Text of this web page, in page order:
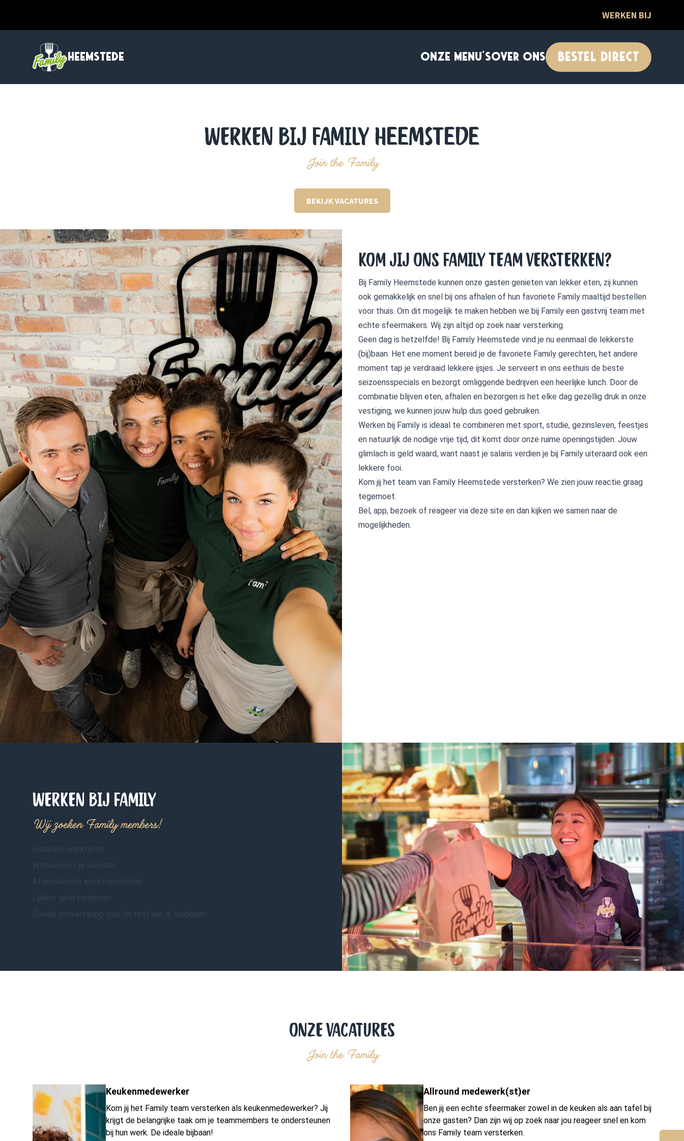
WERKEN BIJ
HEEMSTEDE ONZE MENU'SOVER ONS BESTEL DIRECT
WERKEN BIJ FAMILY Heemstede
Join the Family
BEKIJK VACATURES
KOM JIJ ONS FAMILY TEAM VERSTERKEN?
Bij Family Heemstede kunnen onze gasten genieten van lekker eten, zij kunnen
ook gemakkelijk en snel bij ons afhalen of hun favoriete Family maaltijd bestellen
voor thuis. Om dit mogelijk te maken hebben we bij Family een gastvrij team met
echte sfeermakers. Wij zijn altijd op zoek naar versterking.
Geen dag is hetzelfde! Bij Family Heemstede vind je nu eenmaal de lekkerste
(bij)baan. Het ene moment bereid je de favoriete Family gerechten, het andere
moment tap je verdraaid lekkere ijsjes. Je serveert in ons eethuis de beste
seizoensspecials en bezorgt omliggende bedrijven een heerlijke lunch. Door de
combinatie blijven eten, afhalen en bezorgen is het elke dag gezellig druk in onze
vestiging, we kunnen jouw hulp dus goed gebruiken.
Werken bij Family is ideaal te combineren met sport, studie, gezinsleven, feestjes
en natuurlijk de nodige vrije tijd, dit komt door onze ruime openingstijden. Jouw
glimlach is geld waard, want naast je salaris verdien je bij Family uiteraard ook een
lekkere fooi.
Kom jij het team van Family Heemstede versterken? We zien jouw reactie graag
tegemoet.
Bel, app, bezoek of reageer via deze site en dan kijken we samen naar de
mogelijkheden.
WERKEN BIJ FAMILY
Wij zoeken Family members!
ONZE VACATURES
Join the Family
Keukenmedewerker
Kom jij het Family team versterken als keukenmedewerker? Jij
krijgt de belangrijke taak om je teammembers te ondersteunen
bij hun werk. De ideale bijbaan!
Allround medewerk(st)er
Ben jij een echte sfeermaker zowel in de keuken als aan tafel bij
onze gasten? Dan zijn wij op zoek naar jou reageer snel en kom
ons Family team versterken.